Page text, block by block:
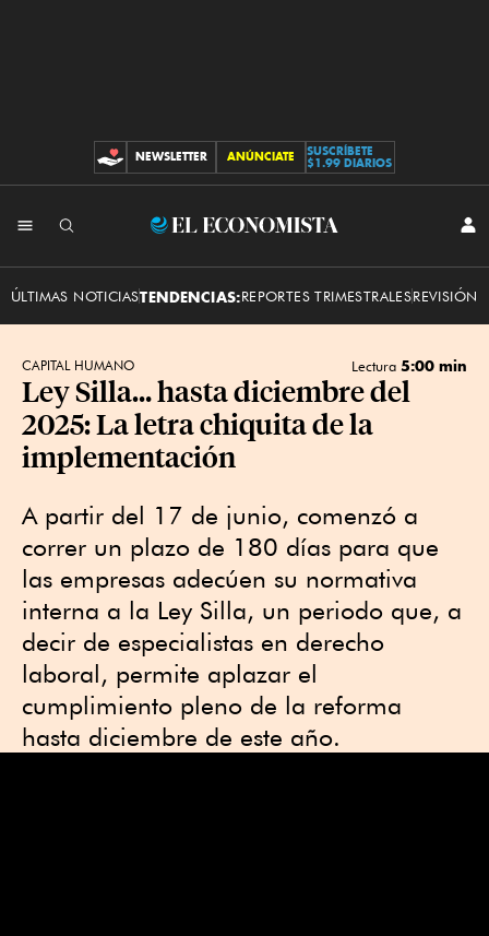
CONTRIBUCIONES
NEWSLETTER ANÚNCIATE
SUSCRÍBETE
$1.99 DIARIOS
El
ÚLTIMAS NOTICIASTENDENCIAS:REPORTES TRIMESTRALESREVISIÓN
CAPITAL HUMANO Lectura 5:00 min
Ley Silla… hasta diciembre del
2025: La letra chiquita de la
implementación
A partir del 17 de junio, comenzó a
correr un plazo de 180 días para que
las empresas adecúen su normativa
interna a la Ley Silla, un periodo que, a
decir de especialistas en derecho
laboral, permite aplazar el
cumplimiento pleno de la reforma
hasta diciembre de este año.